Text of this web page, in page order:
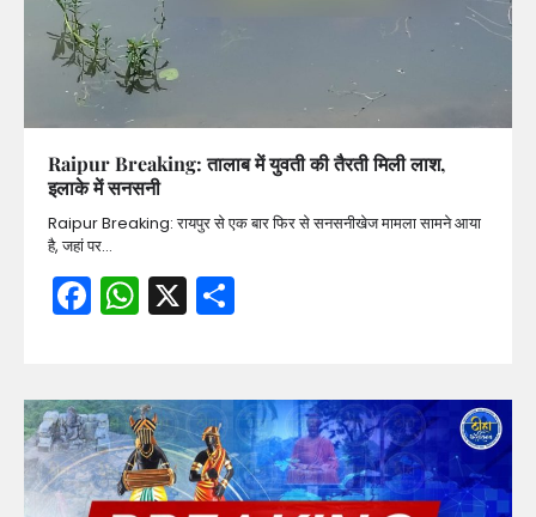
Raipur Breaking: तालाब में युवती की तैरती मिली लाश,
इलाके में सनसनी
Raipur Breaking: रायपुर से एक बार फिर से सनसनीखेज मामला सामने आया
है, जहां पर…
Facebook
WhatsApp
X